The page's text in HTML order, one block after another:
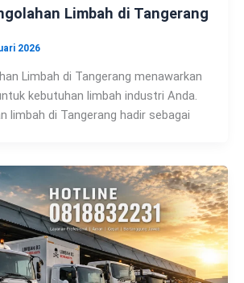
Limbah di Tangerang
2026
Limbah di Tangerang menawarkan
kebutuhan limbah industri Anda.
limbah di Tangerang hadir sebagai